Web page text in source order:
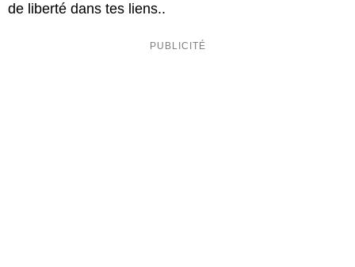
de liberté dans tes liens..